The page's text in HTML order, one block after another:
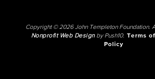
Copyright © 2026 John Templeton Foundation.
Nonprofit Web Designby Push10. Terms
Policy